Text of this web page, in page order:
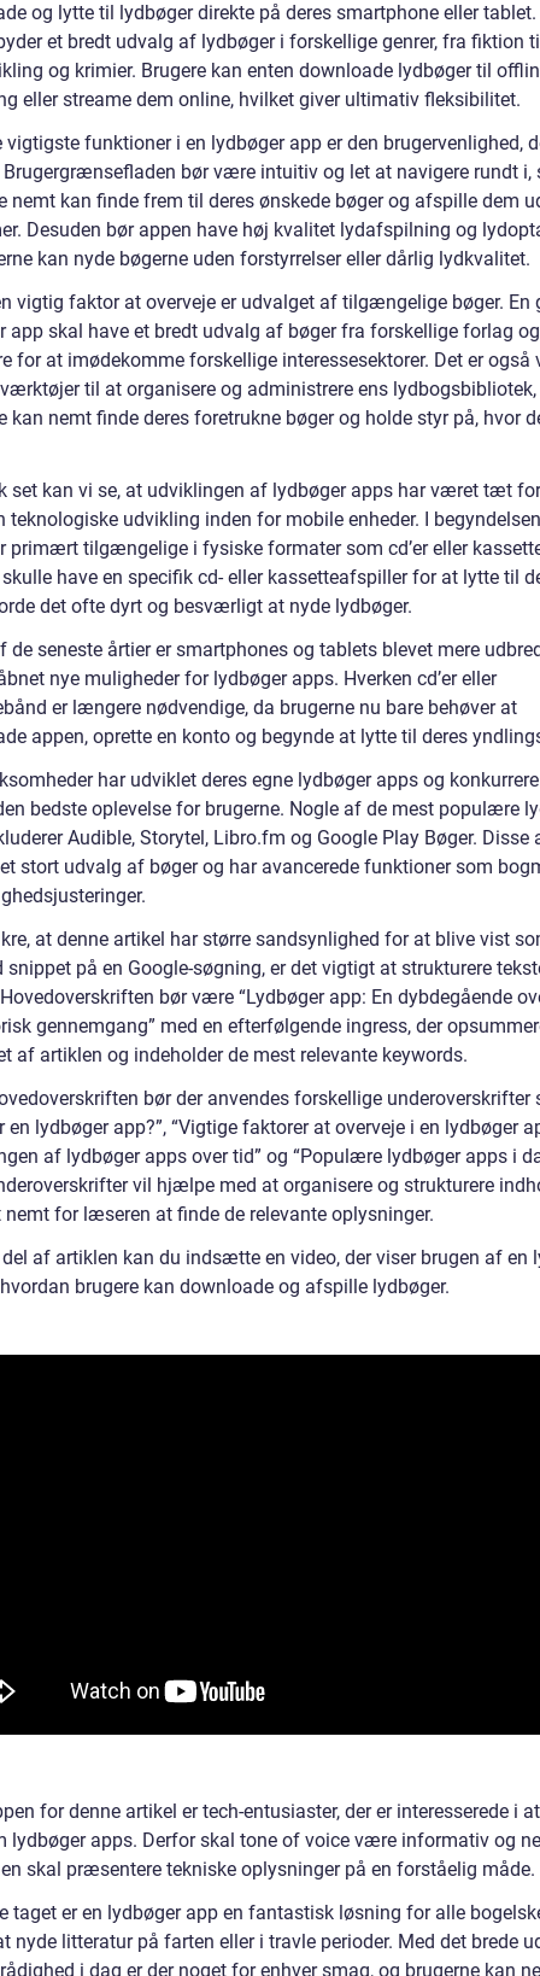
og lytte til lydbøger direkte på deres smartphone eller tablet.
et bredt udvalg af lydbøger i forskellige genrer, fra fiktion
og krimier. Brugere kan enten downloade lydbøger til
eller streame dem online, hvilket giver ultimativ fleksibilitet.
vigtigste funktioner i en lydbøger app er den brugervenlighed,
Brugergrænsefladen bør være intuitiv og let at navigere rundt i,
nemt kan finde frem til deres ønskede bøger og afspille dem
Desuden bør appen have høj kvalitet lydafspilning og
kan nyde bøgerne uden forstyrrelser eller dårlig lydkvalitet.
vigtig faktor at overveje er udvalget af tilgængelige bøger. En
app skal have et bredt udvalg af bøger fra forskellige forlag og
for at imødekomme forskellige interessesektorer. Det er også
til at organisere og administrere ens lydbogsbibliotek,
kan nemt finde deres foretrukne bøger og holde styr på, hvor
set kan vi se, at udviklingen af lydbøger apps har været tæt
teknologiske udvikling inden for mobile enheder. I
primært tilgængelige i fysiske formater som cd’er eller
have en specifik cd- eller kassetteafspiller for at lytte til
det ofte dyrt og besværligt at nyde lydbøger.
de seneste årtier er smartphones og tablets blevet mere
nye muligheder for lydbøger apps. Hverken cd’er eller
er længere nødvendige, da brugerne nu bare behøver at
appen, oprette en konto og begynde at lytte til deres
har udviklet deres egne lydbøger apps og
bedste oplevelse for brugerne. Nogle af de mest populære
Audible, Storytel, Libro.fm og Google Play Bøger. Disse
stort udvalg af bøger og har avancerede funktioner som
at denne artikel har større sandsynlighed for at blive vist
snippet på en Google-søgning, er det vigtigt at strukturere
bør være “Lydbøger app: En dybdegående
gennemgang” med en efterfølgende ingress, der
af artiklen og indeholder de mest relevante keywords.
bør der anvendes forskellige underoverskrifter
en lydbøger app?”, “Vigtige faktorer at overveje i en lydbøger
af lydbøger apps over tid” og “Populære lydbøger apps i
vil hjælpe med at organisere og strukturere
nemt for læseren at finde de relevante oplysninger.
af artiklen kan du indsætte en video, der viser brugen af en
brugere kan downloade og afspille lydbøger.
for denne artikel er tech-entusiaster, der er interesserede i
lydbøger apps. Derfor skal tone of voice være informativ og
skal præsentere tekniske oplysninger på en forståelig måde.
taget er en lydbøger app en fantastisk løsning for alle
nyde litteratur på farten eller i travle perioder. Med det brede
i dag er der noget for enhver smag, og brugerne kan